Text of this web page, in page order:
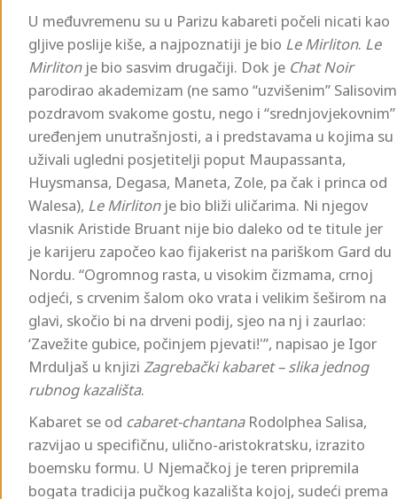
U međuvremenu su u Parizu kabareti počeli nicati kao
gljive poslije kiše, a najpoznatiji je bio Le Mirliton. Le
Mirlitonje bio sasvim drugačiji. Dok je Chat Noir
parodirao akademizam (ne samo “uzvišenim” Salisovim
pozdravom svakome gostu, nego i “srednjovjekovnim”
uređenjem unutrašnjosti, a i predstavama u kojima su
uživali ugledni posjetitelji poput Maupassanta,
Huysmansa, Degasa, Maneta, Zole, pa čak i princa od
Walesa), Le Mirlitonje bio bliži uličarima. Ni njegov
vlasnik Aristide Bruant nije bio daleko od te titule jer
je karijeru započeo kao fijakerist na pariškom Gard du
Nordu. “Ogromnog rasta, u visokim čizmama, crnoj
odjeći, s crvenim šalom oko vrata i velikim šeširom na
glavi, skočio bi na drveni podij, sjeo na nj i zaurlao:
‘Zavežite gubice, počinjem pjevati!'”, napisao je Igor
Mrduljaš u knjizi Zagrebački kabaret – slika jednog
rubnog kazališta.
Kabaret se od cabaret-chantanaRodolphea Salisa,
razvijao u specifičnu, ulično-aristokratsku, izrazito
boemsku formu. U Njemačkoj je teren pripremila
bogata tradicija pučkog kazališta kojoj, sudeći prema